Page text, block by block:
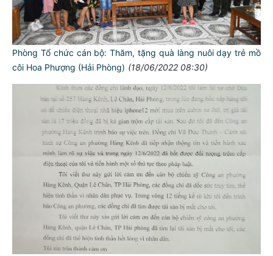
Phòng Tổ chức cán bộ: Thăm, tặng quà làng nuôi dạy trẻ mồ
côi Hoa Phượng (Hải Phòng) (18/06/2022 08:30)